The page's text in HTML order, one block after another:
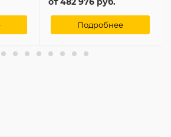
Подробнее